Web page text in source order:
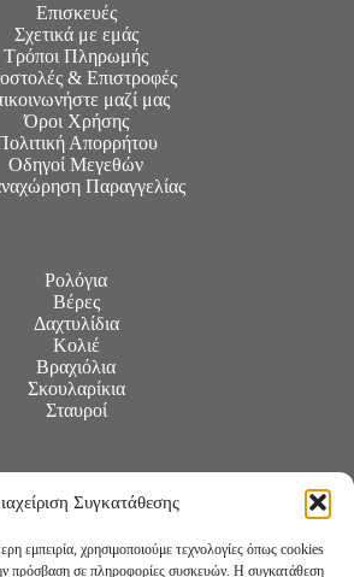
Συγκατάθεσης
εμπειρία, χρησιμοποιούμε τεχνολογίες όπως cookies
πρόσβαση σε πληροφορίες συσκευών. Η συγκατάθεση
Επισκευές
Σχετικά με εμάς
Τρόποι Πληρωμής
& Επιστροφές
μαζί μας
Όροι Χρήσης
Απορρήτου
Οδηγοί Μεγεθών
Παραγγελίας
Ρολόγια
Βέρες
Δαχτυλίδια
Κολιέ
Βραχιόλια
Σκουλαρίκια
Σταυροί